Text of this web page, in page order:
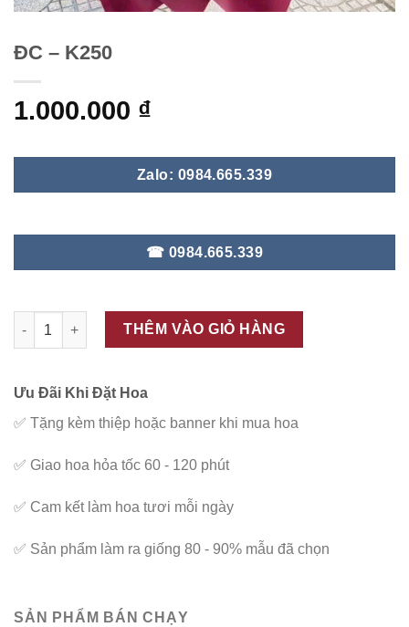
ĐC – K250
1.000.000 ₫
Zalo: 0984.665.339
☎ 0984.665.339
ĐC - K250 số lượng
THÊM VÀO GIỎ HÀNG
Ưu Đãi Khi Đặt Hoa
✅ Tặng kèm thiệp hoặc banner khi mua hoa
✅ Giao hoa hỏa tốc 60 - 120 phút
✅ Cam kết làm hoa tươi mỗi ngày
✅ Sản phẩm làm ra giống 80 - 90% mẫu đã chọn
SẢN PHẨM BÁN CHẠY